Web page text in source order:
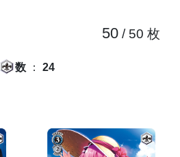
数 ： 24
50/ 50 枚